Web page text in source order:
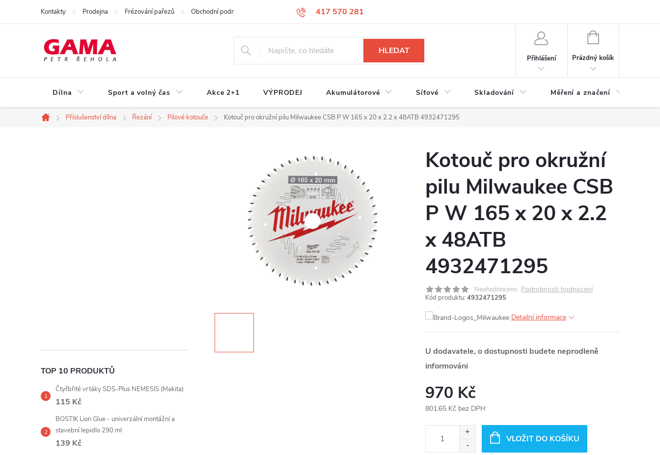
417 570 281
Kontakty Prodejna Frézování pařezů Obchodní podmínky Podmínky ochrany osobních údajů
HLEDAT
Přihlášení
NÁKUPNÍ
Prázdný košík
Dílna Sport a volný čas Akce 2+1 VÝPRODEJ Akumulátorové Síťové Skladování Měření a značení
Domů
Příslušenství dílna Řezání Pilové kotouče Kotouč pro okružní pilu Milwaukee CSB P W 165 x 20 x 2.2 x 48ATB 4932471295
í
p
a
n
TOP 10 PRODUKTŮ
Čtyřbřité vrtáky SDS-Plus NEMESIS (Makita)
115 Kč
BOSTIK Lion Glue - univerzální montážní a
stavební lepidlo 290 ml
139 Kč
Kotouč pro okružní
pilu Milwaukee CSB
P W 165 x 20 x 2.2
x 48ATB
4932471295
Neohodnoceno Podrobnosti hodnocení
Kód produktu: 4932471295
Detailní informace
U dodavatele, o dostupnosti budete neprodleně
informováni
970 Kč
801,65 Kč bez DPH
VLOŽIT DO KOŠÍKU